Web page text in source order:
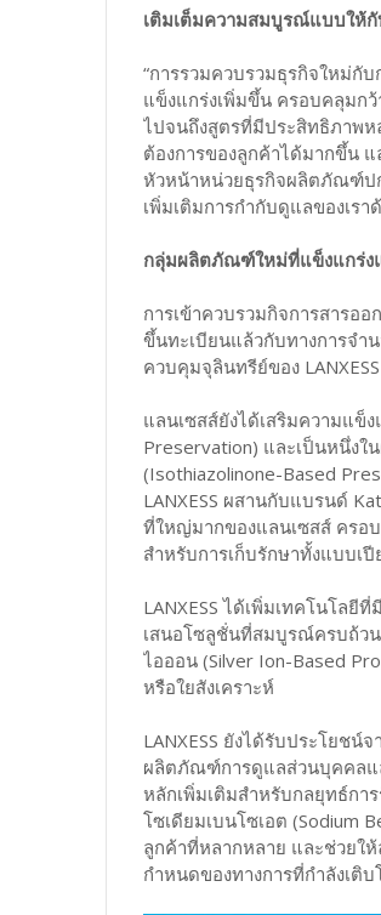
เติมเต็มความสมบูรณ์แบบให้
“การรวมควบรวมธุรกิจใหม่กั
แข็งแกร่งเพิ่มขึ้น ครอบคลุมก
ไปจนถึงสูตรที่มีประสิทธิภาพห
ต้องการของลูกค้าได้มากขึ้น แ
หัวหน้าหน่วยธุรกิจผลิตภัณฑ์ปก
เพิ่มเติมการกำกับดูแลของเร
กลุ่มผลิตภัณฑ์ใหม่ที่แข็งแกร่ง
การเข้าควบรวมกิจการสารอ
ขึ้นทะเบียนแล้วกับทางการจ
ควบคุมจุลินทรีย์ของ LANXESS
แลนเซสส์ยังได้เสริมความแข็
Preservation) และเป็นหนึ่ง
(Isothiazolinone-Based
LANXESS ผสานกับแบรนด์
ที่ใหญ่มากของแลนเซสส์ ครอ
สำหรับการเก็บรักษาทั้งแบบเ
LANXESS ได้เพิ่มเทคโนโล
เสนอโซลูชั่นที่สมบูรณ์ครบถ้ว
ไอออน (Silver Ion-Based
หรือใยสังเคราะห์
LANXESS ยังได้รับประโยช
ผลิตภัณฑ์การดูแลส่วนบุคคลแ
หลักเพิ่มเติมสำหรับกลยุทธ์กา
โซเดียมเบนโซเอต (Sodium
ลูกค้าที่หลากหลาย และช่วยใ
กำหนดของทางการที่กำลังเติ